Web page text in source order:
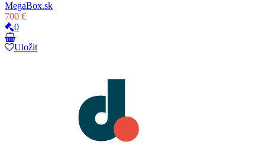
MegaBox.sk
700 €
0
Uložit